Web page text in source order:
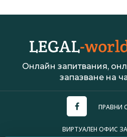
Онлайн запитвания,
запазване на
ПРАВНИ
ВИРТУАЛЕН ОФИС